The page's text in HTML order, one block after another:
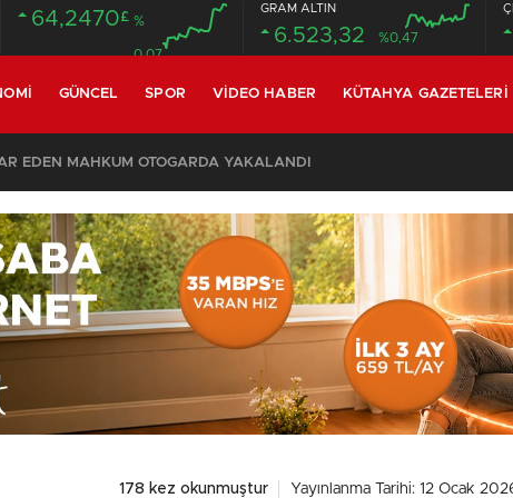
64,2470£ %
0.07
GRAM ALTIN
6.523,32 %0,47
GÜNCEL SPOR VIDEO HABER KÜTAHYA GAZETELERI
178 kez okunmuştur Yayınlanma Tarihi: 12 Ocak